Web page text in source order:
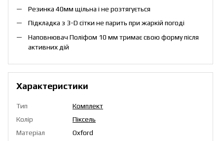
Резинка 40мм щільна і не розтягується
Підкладка з 3-D сітки не парить при жаркій погоді
Наповнювач Поліфом 10 мм тримає свою форму після
активних дій
Характеристики
Тип
Комплект
Колір
Піксель
Матеріал
Oxford